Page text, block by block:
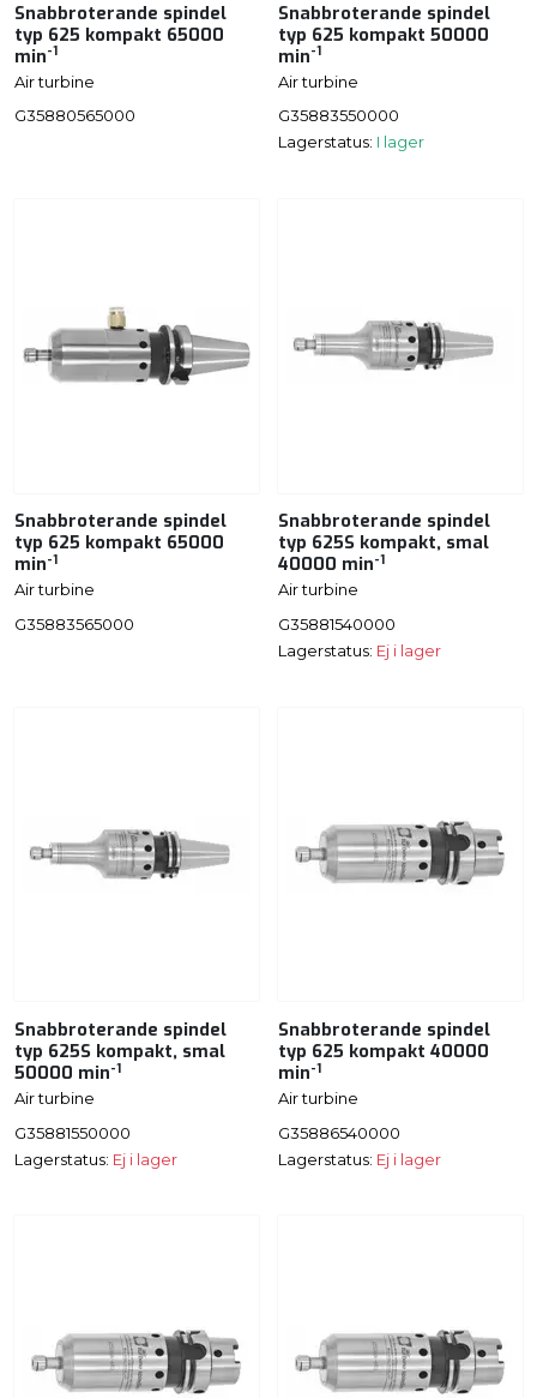
Snabbroterande spindel
typ 625 kompakt 65000
min-1
Air turbine
G35880565000
Snabbroterande spindel
typ 625 kompakt 50000
min-1
Air turbine
G35883550000
Lagerstatus: I lager
Snabbroterande spindel
typ 625 kompakt 65000
min-1
Air turbine
G35883565000
Snabbroterande spindel
typ 625S kompakt, smal
40000 min-1
Air turbine
G35881540000
Lagerstatus: Ej i lager
Snabbroterande spindel
typ 625S kompakt, smal
50000 min-1
Air turbine
G35881550000
Lagerstatus: Ej i lager
Snabbroterande spindel
typ 625 kompakt 40000
min-1
Air turbine
G35886540000
Lagerstatus: Ej i lager